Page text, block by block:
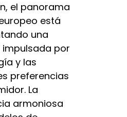
el panorama
está
una
impulsada por
y las
preferencias
La
armoniosa